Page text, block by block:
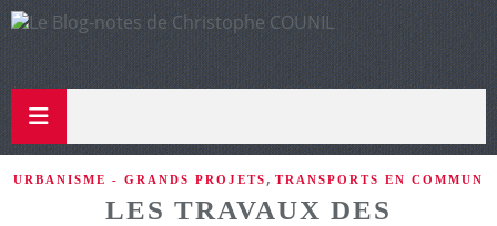
URBANISME - GRANDS PROJETS , TRANSPORTS EN COMMUN
LES TRAVAUX DES